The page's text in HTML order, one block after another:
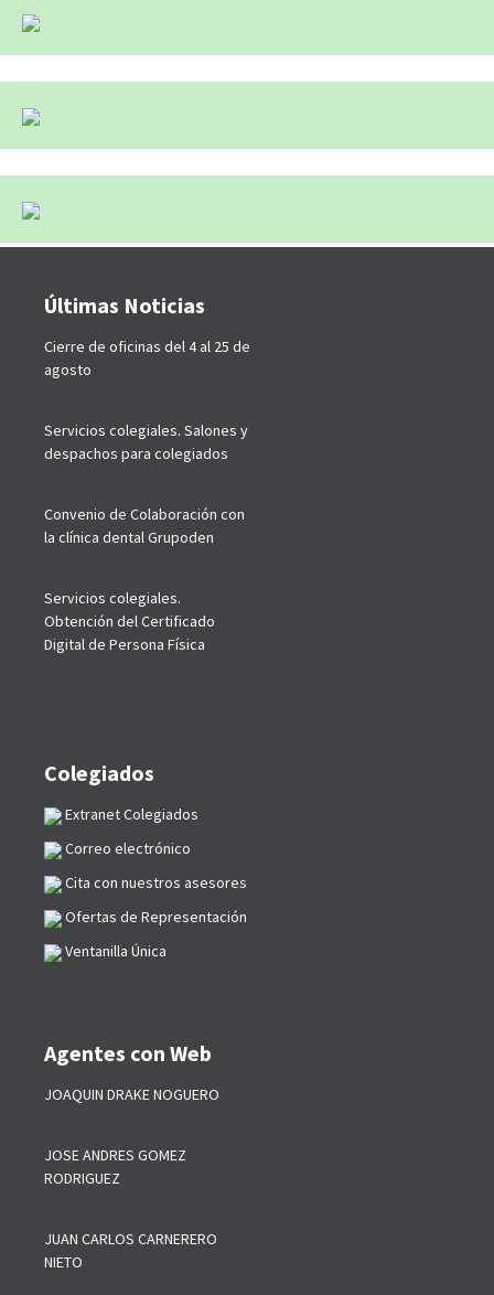
Últimas Noticias
Cierre de oficinas del 4 al 25 de
agosto
Servicios colegiales. Salones y
despachos para colegiados
Convenio de Colaboración con
la clínica dental Grupoden
Servicios colegiales.
Obtención del Certificado
Digital de Persona Física
Colegiados
Extranet Colegiados
Correo electrónico
Cita con nuestros asesores
Ofertas de Representación
Ventanilla Única
Agentes con Web
JOAQUIN DRAKE NOGUERO
JOSE ANDRES GOMEZ
RODRIGUEZ
JUAN CARLOS CARNERERO
NIETO